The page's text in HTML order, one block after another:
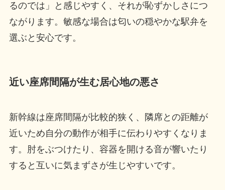
るのでは」と感じやすく、それが恥ずかしさにつ
ながります。敏感な場合は匂いの穏やかな駅弁を
選ぶと安心です。
近い座席間隔が生む居心地の悪さ
新幹線は座席間隔が比較的狭く、隣席との距離が
近いため自分の動作が相手に伝わりやすくなりま
す。肘をぶつけたり、容器を開ける音が響いたり
すると互いに気まずさが生じやすいです。